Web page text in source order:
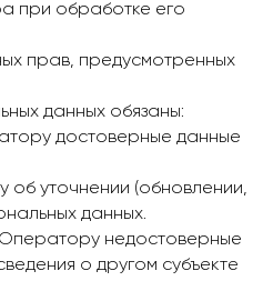
при обработке его
прав, предусмотренных
данных обязаны:
достоверные данные
уточнении (обновлении,
данных.
недостоверные
о другом субъекте